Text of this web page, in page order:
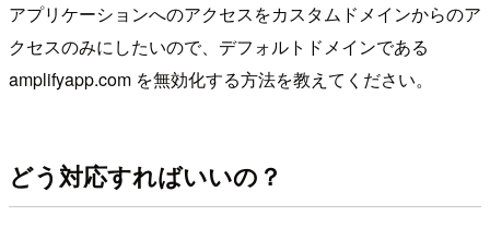
アプリケーションへのアクセスをカスタムドメインからのア
クセスのみにしたいので、デフォルトドメインである
amplifyapp.com を無効化する方法を教えてください。
どう対応すればいいの？